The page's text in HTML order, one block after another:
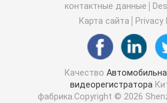
Черный ящик DVR Full HD
Видеорегистратор
Видеорегистратор WI-FI GPS
контактные данные
Карта сайта
Privacy
Качество
видеорегистратора
фабрика.Copyright © 2026